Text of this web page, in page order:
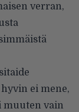
verran,
ei mene,
muuten vain